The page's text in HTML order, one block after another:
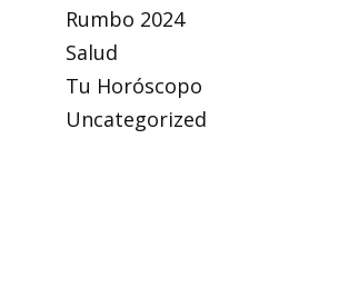
Rumbo 2024
Salud
Tu Horóscopo
Uncategorized